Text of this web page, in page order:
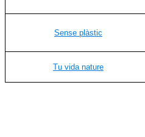
Sense plàstic
Tu vida nature